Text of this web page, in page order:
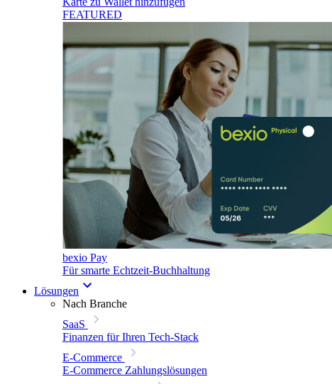
FEATURED
bexio Pay
Für smarte Echtzeit-Buchhaltung
Lösungen
Nach Branche
SaaS
Finanzen für Ihren Tech-Stack
E-Commerce
E-Commerce Zahlungslösungen